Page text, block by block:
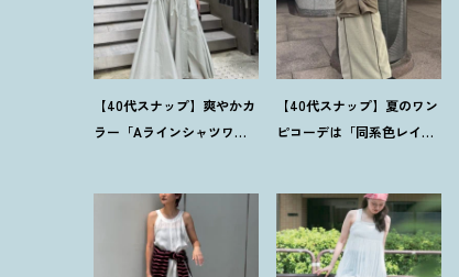
【40代スナップ】爽やかカ
ラー「Aラインシャツワン
【40代スナップ】夏のワン
ピコーデは「同系色レイ